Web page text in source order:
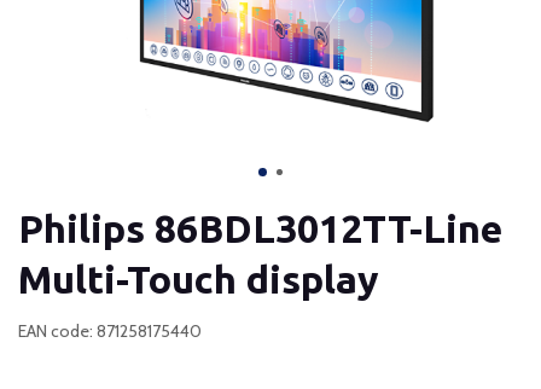
Philips 86BDL3012TT-Line
Multi-Touch display
EAN code: 871258175440